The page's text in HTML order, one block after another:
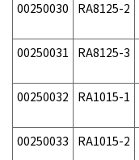
00250030 RA8125-2
00250031 RA8125-3
00250032 RA1015-1
00250033 RA1015-2